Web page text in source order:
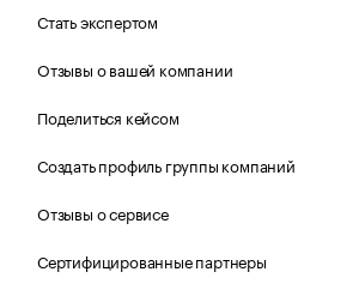
Стать экспертом
Отзывы о вашей компании
Поделиться кейсом
Создать профиль группы компаний
Отзывы о сервисе
Сертифицированные партнеры